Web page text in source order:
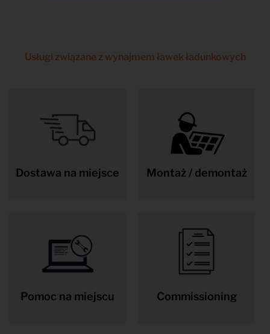
Usługi związane z wynajmem ławek ładunkowych
Dostawa na miejsce Montaż / demontaż
Pomoc na miejscu Commissioning